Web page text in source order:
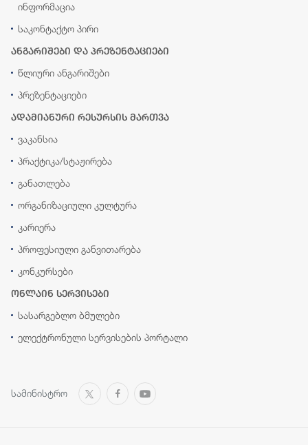
ინფორმაცია
საკონტაქტო პირი
ანგარიშები და პრეზენტაციები
წლიური ანგარიშები
პრეზენტაციები
ადამიანური რესურსის მართვა
ვაკანსია
პრაქტიკა/სტაჟირება
განათლება
ორგანიზაციული კულტურა
კარიერა
პროფესიული განვითარება
კონკურსები
ონლაინ სერვისები
სასარგებლო ბმულები
ელექტრონული სერვისების პორტალი
სამინისტრო